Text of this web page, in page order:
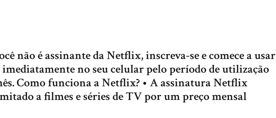
não é assinante da Netflix, inscreva-se e comece a usar
no seu celular pelo período de utilização
Como funciona a Netflix? • A assinatura Netflix
a filmes e séries de TV por um preço mensal